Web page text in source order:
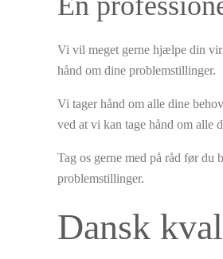
Vi vil meget gerne hjælpe din
hånd om dine problemstillinger.
Vi tager hånd om alle dine
ved at vi kan tage hånd om alle
Tag os gerne med på råd før du
problemstillinger.
Dansk